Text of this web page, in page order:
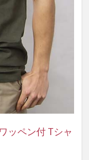
ッペン付 Tシャ